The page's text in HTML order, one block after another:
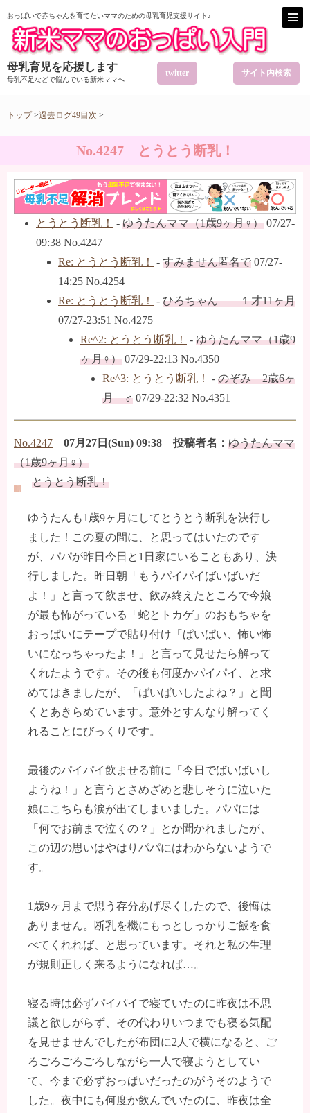
おっぱいで赤ちゃんを育てたいママのための母乳育児支援サイト♪
母乳育児を応援します
母乳不足などで悩んでいる新米ママへ
twitter サイト内検索
トップ>過去ログ49目次 >
No.4247 とうとう断乳！
とうとう断乳！ - ゆうたんママ（1歳9ヶ月♀） 07/27-
09:38 No.4247
Re: とうとう断乳！
- すみません匿名で 07/27-
14:25 No.4254
Re: とうとう断乳！
- ひろちゃん １才11ヶ月
07/27-23:51 No.4275
Re^2: とうとう断乳！
- ゆうたんママ（1歳9
ヶ月♀） 07/29-22:13 No.4350
Re^3: とうとう断乳！
- のぞみ 2歳6ヶ
月 ♂ 07/29-22:32 No.4351
No.4247 07月27日(Sun) 09:38 投稿者名： ゆうたんママ
（1歳9ヶ月♀）
とうとう断乳！
ゆうたんも1歳9ヶ月にしてとうとう断乳を決行し
ました！この夏の間に、と思ってはいたのです
が、パパが昨日今日と1日家にいることもあり、決
行しました。昨日朝「もうパイパイばいばいだ
よ！」と言って飲ませ、飲み終えたところで今娘
が最も怖がっている「蛇とトカゲ」のおもちゃを
おっぱいにテープで貼り付け「ぱいぱい、怖い怖
いになっちゃったよ！」と言って見せたら解って
くれたようです。その後も何度かパイパイ、と求
めてはきましたが、「ばいばいしたよね？」と聞
くとあきらめています。意外とすんなり解ってく
れることにびっくりです。
最後のパイパイ飲ませる前に「今日でばいばいし
ようね！」と言うとさめざめと悲しそうに泣いた
娘にこちらも涙が出てしまいました。パパには
「何でお前まで泣くの？」とか聞かれましたが、
この辺の思いはやはりパパにはわからないようで
す。
1歳9ヶ月まで思う存分あげ尽くしたので、後悔は
ありません。断乳を機にもっとしっかりご飯を食
べてくれれば、と思っています。それと私の生理
が規則正しく来るようになれば…。
寝る時は必ずパイパイで寝ていたのに昨夜は不思
議と欲しがらず、その代わりいつまでも寝る気配
を見せませんでしたが布団に2人で横になると、ご
ろごろごろごろしながら一人で寝ようとしてい
て、今まで必ずおっぱいだったのがうそのようで
した。夜中にも何度か飲んでいたのに、昨夜は全